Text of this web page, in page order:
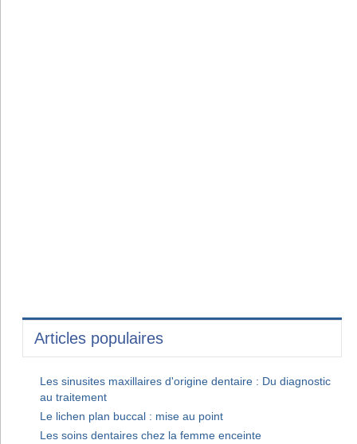
Articles populaires
Les sinusites maxillaires d'origine dentaire : Du diagnostic
au traitement
Le lichen plan buccal : mise au point
Les soins dentaires chez la femme enceinte